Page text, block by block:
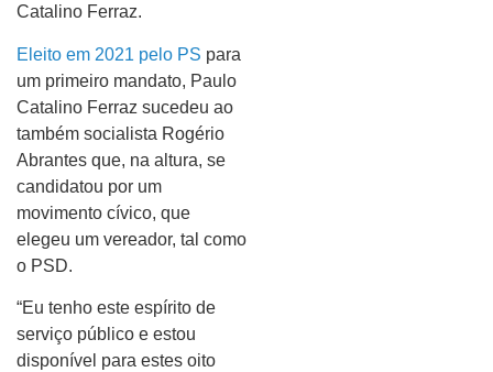
Catalino Ferraz.
Eleito em 2021 pelo PS para
um primeiro mandato, Paulo
Catalino Ferraz sucedeu ao
também socialista Rogério
Abrantes que, na altura, se
candidatou por um
movimento cívico, que
elegeu um vereador, tal como
o PSD.
“Eu tenho este espírito de
serviço público e estou
disponível para estes oito